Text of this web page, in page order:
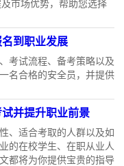
市场优势，帮助您选择
到职业发展
考试流程、备考策略以及
名合格的安全员，并提供
并提升职业前景
、适合考取的人群以及如
的在校学生、在职从业人
都将为你提供宝贵的指导